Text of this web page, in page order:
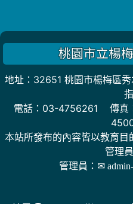
桃園市立楊
地址：32651 桃園市楊梅區
電話：03-4756261 傳真
本站所發布的內容皆以教育
管理
管理員： ✉